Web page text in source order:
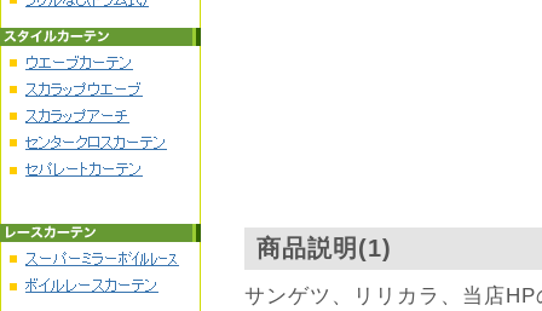
商品説明(1)
サンゲツ、リリカラ、当店